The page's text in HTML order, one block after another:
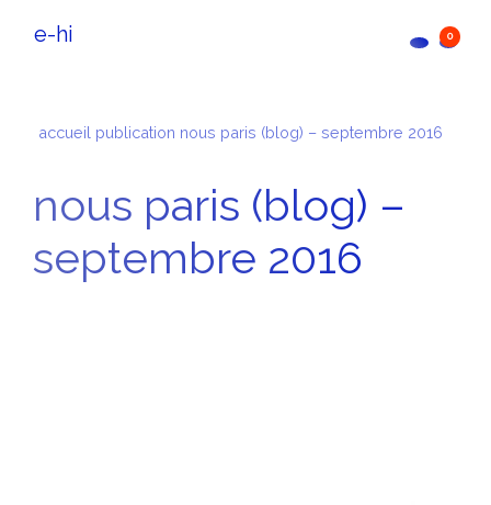
e-hi 0
accueil publication nous paris (blog) – septembre 2016
nous paris (blog) –
septembre 2016